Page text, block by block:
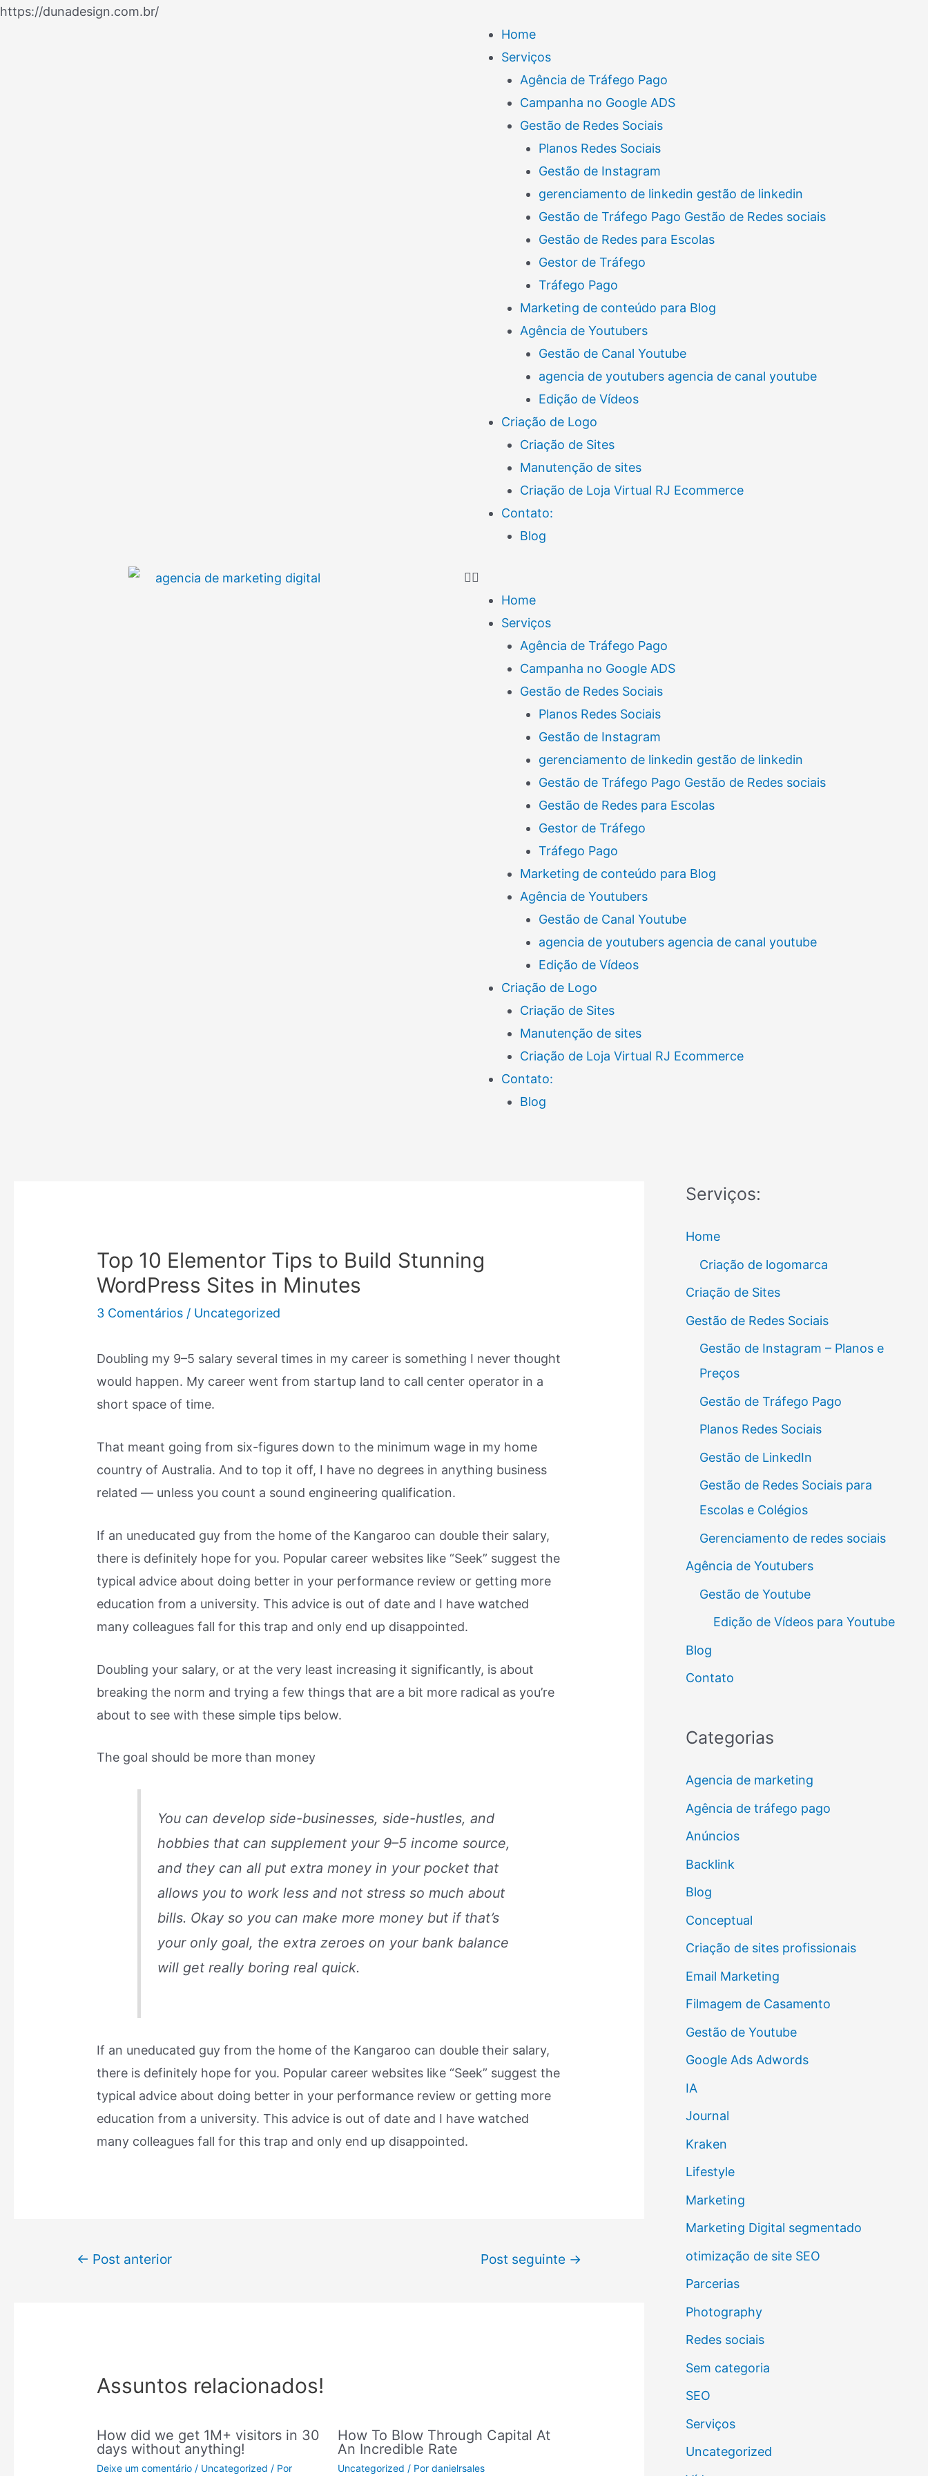
https://dunadesign.com.br/Ir
Home
Serviços
Agência de Tráfego Pago
Campanha no Google ADS
Gestão de Redes Sociais
Planos Redes Sociais
Gestão de Instagram
gerenciamento de linkedin gestão de linkedin
Gestão de Tráfego Pago Gestão de Redes sociais
Gestão de Redes para Escolas
Gestor de Tráfego
Tráfego Pago
Marketing de conteúdo para Blog
Agência de Youtubers
Gestão de Canal Youtube
agencia de youtubers agencia de canal youtube
Edição de Vídeos
Criação de Logo
Criação de Sites
Manutenção de sites
Criação de Loja Virtual RJ Ecommerce
Contato:
Blog
Menu
Home
Serviços
Agência de Tráfego Pago
Campanha no Google ADS
Gestão de Redes Sociais
Planos Redes Sociais
Gestão de Instagram
gerenciamento de linkedin gestão de linkedin
Gestão de Tráfego Pago Gestão de Redes sociais
Gestão de Redes para Escolas
Gestor de Tráfego
Tráfego Pago
Marketing de conteúdo para Blog
Agência de Youtubers
Gestão de Canal Youtube
agencia de youtubers agencia de canal youtube
Edição de Vídeos
Criação de Logo
Criação de Sites
Manutenção de sites
Criação de Loja Virtual RJ Ecommerce
Contato:
Blog
Top 10 Elementor Tips to Build Stunning
WordPress Sites in Minutes
3 Comentários / Uncategorized
Doubling my 9–5 salary several times in my career is something I never thought
would happen. My career went from startup land to call center operator in a
short space of time.
That meant going from six-figures down to the minimum wage in my home
country of Australia. And to top it off, I have no degrees in anything business
related — unless you count a sound engineering qualification.
If an uneducated guy from the home of the Kangaroo can double their salary,
there is definitely hope for you. Popular career websites like “Seek” suggest the
typical advice about doing better in your performance review or getting more
education from a university. This advice is out of date and I have watched
many colleagues fall for this trap and only end up disappointed.
Doubling your salary, or at the very least increasing it significantly, is about
breaking the norm and trying a few things that are a bit more radical as you’re
about to see with these simple tips below.
The goal should be more than money
You can develop side-businesses, side-hustles, and
hobbies that can supplement your 9–5 income source,
and they can all put extra money in your pocket that
allows you to work less and not stress so much about
bills. Okay so you can make more money but if that’s
your only goal, the extra zeroes on your bank balance
will get really boring real quick.
If an uneducated guy from the home of the Kangaroo can double their salary,
there is definitely hope for you. Popular career websites like “Seek” suggest the
typical advice about doing better in your performance review or getting more
education from a university. This advice is out of date and I have watched
many colleagues fall for this trap and only end up disappointed.
← Post anterior Post seguinte →
Assuntos relacionados!
How did we get 1M+ visitors in 30
days without anything!
Deixe um comentário / Uncategorized / Por
How To Blow Through Capital At
An Incredible Rate
Uncategorized / Por danielrsales
Serviços:
Home
Criação de logomarca
Criação de Sites
Gestão de Redes Sociais
Gestão de Instagram – Planos e
Preços
Gestão de Tráfego Pago
Planos Redes Sociais
Gestão de LinkedIn
Gestão de Redes Sociais para
Escolas e Colégios
Gerenciamento de redes sociais
Agência de Youtubers
Gestão de Youtube
Edição de Vídeos para Youtube
Blog
Contato
Categorias
Agencia de marketing
Agência de tráfego pago
Anúncios
Backlink
Blog
Conceptual
Criação de sites profissionais
Email Marketing
Filmagem de Casamento
Gestão de Youtube
Google Ads Adwords
IA
Journal
Kraken
Lifestyle
Marketing
Marketing Digital segmentado
otimização de site SEO
Parcerias
Photography
Redes sociais
Sem categoria
SEO
Serviços
Uncategorized